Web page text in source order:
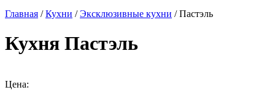
Главная /Кухни /Эксклюзивные кухни / Пастэль
Кухня Пастэль
Цена: